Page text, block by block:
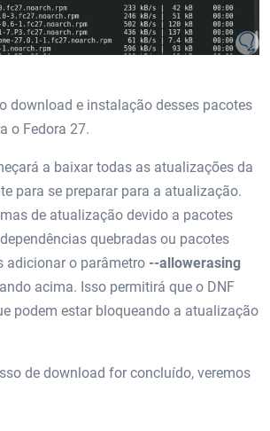
download e instalação desses pacotes
o Fedora 27.
a baixar todas as atualizações da
para se preparar para a atualização.
de atualização devido a pacotes
quebradas ou pacotes
adicionar o parâmetro --allowerasing
acima. Isso permitirá que o DNF
podem estar bloqueando a atualização
de download for concluído, veremos